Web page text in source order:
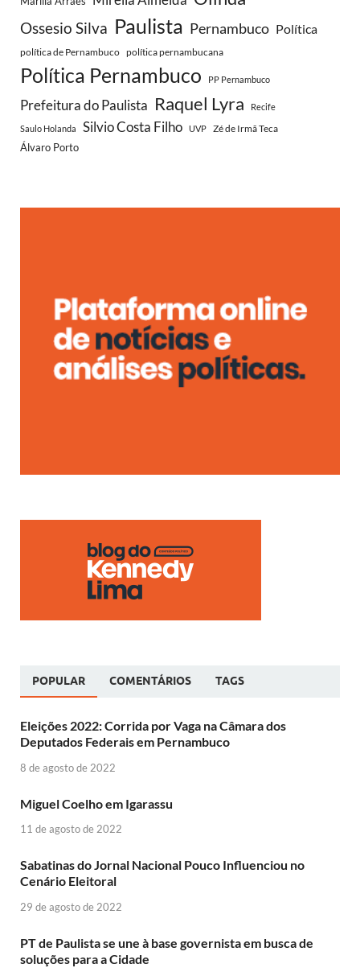
Ossesio Silva Paulista Pernambuco Política
política de Pernambuco política pernambucana
Política Pernambuco PP Pernambuco
Prefeitura do Paulista Raquel Lyra Recife
Saulo Holanda Silvio Costa Filho UVP
Zé de Irmã Teca
Álvaro Porto
POPULAR COMENTÁRIOS TAGS
Eleições 2022: Corrida por Vaga na Câmara dos
Deputados Federais em Pernambuco
8 de agosto de 2022
Miguel Coelho em Igarassu
11 de agosto de 2022
Sabatinas do Jornal Nacional Pouco Influenciou no
Cenário Eleitoral
29 de agosto de 2022
PT de Paulista se une à base governista em busca de
soluções para a Cidade